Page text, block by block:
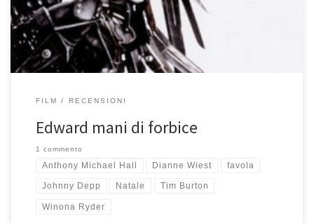
anche in HD) Edward […]
FILM RECENSIONI
Edward mani di forbice
1 commento
Anthony Michael Hall Dianne Wiest favola
Johnny Depp Natale Tim Burton
Winona Ryder